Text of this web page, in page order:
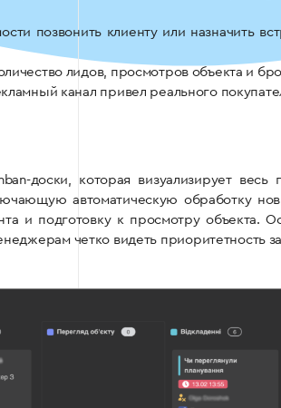
позвонить клиенту или назначить
лидов, просмотров объекта и
канал привел реального
доски, которая визуализирует весь
автоматическую обработку
и подготовку к просмотру объекта.
четко видеть приоритетность